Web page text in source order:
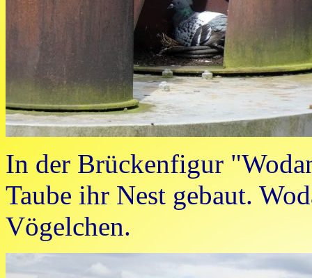
In der Brückenfigur
Taube ihr Nest gebaut.
Vögelchen.